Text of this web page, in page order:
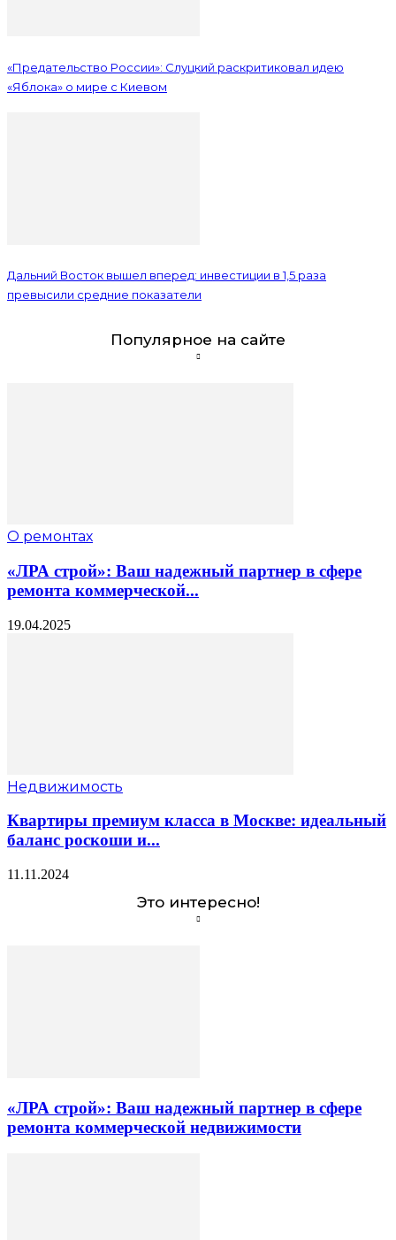
«Предательство России»: Слуцкий раскритиковал идею
«Яблока» о мире с Киевом
Дальний Восток вышел вперед: инвестиции в 1,5 раза
превысили средние показатели
Популярное на сайте
О ремонтах
«ЛРА строй»: Ваш надежный партнер в сфере
ремонта коммерческой...
19.04.2025
Недвижимость
Квартиры премиум класса в Москве: идеальный
баланс роскоши и...
11.11.2024
Это интересно!
«ЛРА строй»: Ваш надежный партнер в сфере
ремонта коммерческой недвижимости